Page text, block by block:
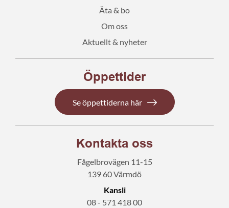
Äta & bo
Om oss
Aktuellt & nyheter
Öppettider
Se öppettiderna här
Kontakta oss
Fågelbrovägen 11-15
139 60 Värmdö
Kansli
08 - 571 418 00